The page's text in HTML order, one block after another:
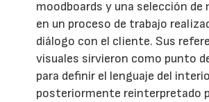
moodboards y una selección de
en un proceso de trabajo
diálogo con el cliente. Sus
visuales sirvieron como punto
para definir el lenguaje del
posteriormente reinterpretado